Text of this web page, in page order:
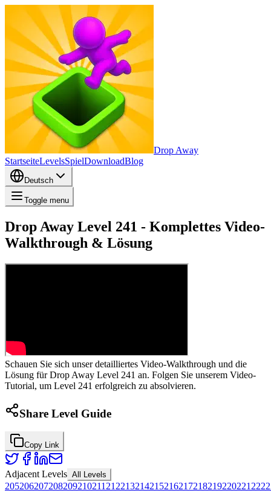
Drop Away
StartseiteLevelsSpielDownloadBlog
Deutsch
Toggle menu
Drop Away Level 241 - Komplettes Video-
Walkthrough & Lösung
Schauen Sie sich unser detailliertes Video-Walkthrough und die
Lösung für Drop Away Level 241 an. Folgen Sie unserem Video-
Tutorial, um Level 241 erfolgreich zu absolvieren.
Share Level Guide
Copy Link
Adjacent Levels All Levels
205206207208209210211 212213214215216217218219220221 222